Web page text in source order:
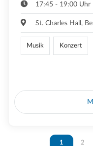
17:45 - 19:00 Uhr
St. Charles Hall,
Musik Konzert
Vous êtes
1 2